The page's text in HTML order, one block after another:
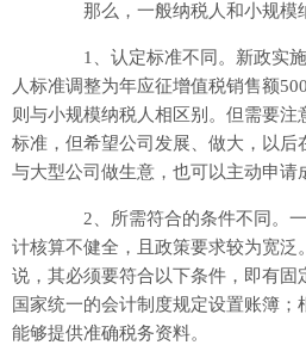
那么，一般纳税人和小规模
1、认定标准不同。新政实施
人标准调整为年应征增值税销售额
则与小规模纳税人相区别。但需要注
标准，但希望公司发展、做大，以后
与大型公司做生意，也可以主动申请
2、所需符合的条件不同。一
计核算不健全，且政策要求较为宽泛
说，其必须要符合以下条件，即有固
国家统一的会计制度规定设置账簿；
能够提供准确税务资料。